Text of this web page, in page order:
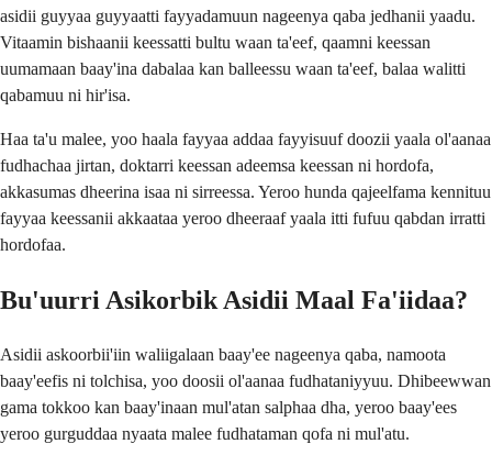
asidii guyyaa guyyaatti fayyadamuun nageenya qaba jedhanii yaadu.
Vitaamin bishaanii keessatti bultu waan ta'eef, qaamni keessan
uumamaan baay'ina dabalaa kan balleessu waan ta'eef, balaa walitti
qabamuu ni hir'isa.
Haa ta'u malee, yoo haala fayyaa addaa fayyisuuf doozii yaala ol'aanaa
fudhachaa jirtan, doktarri keessan adeemsa keessan ni hordofa,
akkasumas dheerina isaa ni sirreessa. Yeroo hunda qajeelfama kennituu
fayyaa keessanii akkaataa yeroo dheeraaf yaala itti fufuu qabdan irratti
hordofaa.
Bu'uurri Asikorbik Asidii Maal Fa'iidaa?
Asidii askoorbii'iin waliigalaan baay'ee nageenya qaba, namoota
baay'eefis ni tolchisa, yoo doosii ol'aanaa fudhataniyyuu. Dhibeewwan
gama tokkoo kan baay'inaan mul'atan salphaa dha, yeroo baay'ees
yeroo gurguddaa nyaata malee fudhataman qofa ni mul'atu.